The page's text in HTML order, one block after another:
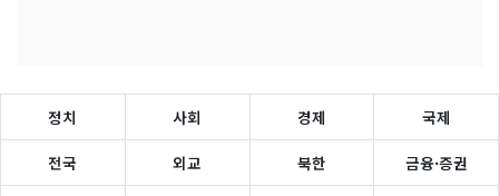
정치 사회 경제 국제
전국 외교 북한 금융·증권